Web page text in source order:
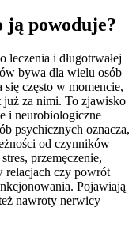
ją powoduje?
leczenia i długotrwałej
bywa dla wielu osób
często w momencie,
już za nimi. To zjawisko
i neurobiologiczne
psychicznych oznacza,
od czynników
przemęczenie,
relacjach czy powrót
Pojawiają
nawroty nerwicy